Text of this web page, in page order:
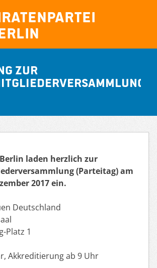
zur
Berlin laden herzlich zur
(Parteitag) am
2017 ein.
Deutschland
Platz 1
Akkreditierung ab 9 Uhr